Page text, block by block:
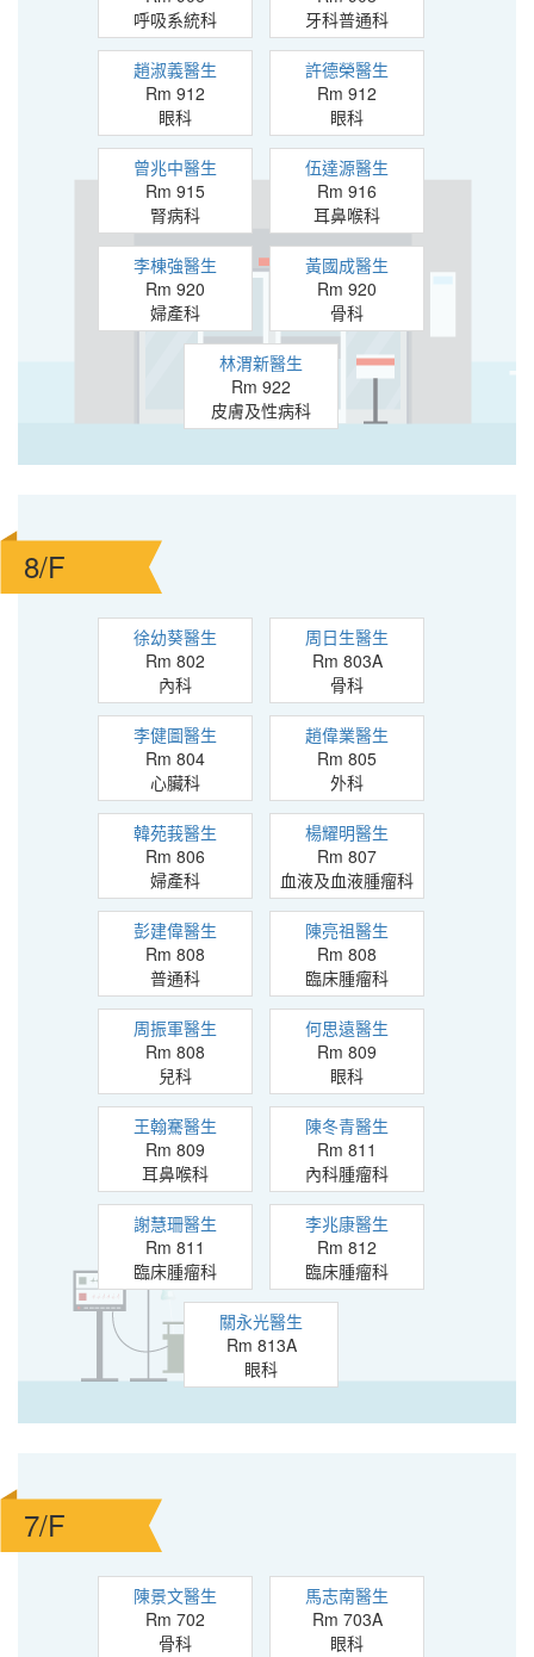
呼吸系統科
牙科普通科
趙淑義醫生
Rm 912
眼科
許德榮醫生
Rm 912
眼科
曾兆中醫生
Rm 915
腎病科
伍達源醫生
Rm 916
耳鼻喉科
李棟強醫生
Rm 920
婦產科
黃國成醫生
Rm 920
骨科
林渭新醫生
Rm 922
皮膚及性病科
8/F
徐幼葵醫生
Rm 802
內科
周日生醫生
Rm 803A
骨科
李健圖醫生
Rm 804
心臟科
趙偉業醫生
Rm 805
外科
韓苑莪醫生
Rm 806
婦產科
楊耀明醫生
Rm 807
血液及血液腫瘤科
彭建偉醫生
Rm 808
普通科
陳亮祖醫生
Rm 808
臨床腫瘤科
周振軍醫生
Rm 808
兒科
何思遠醫生
Rm 809
眼科
王翰騫醫生
Rm 809
耳鼻喉科
陳冬青醫生
Rm 811
內科腫瘤科
謝慧珊醫生
Rm 811
臨床腫瘤科
李兆康醫生
Rm 812
臨床腫瘤科
關永光醫生
Rm 813A
眼科
7/F
陳景文醫生
Rm 702
骨科
馬志南醫生
Rm 703A
眼科